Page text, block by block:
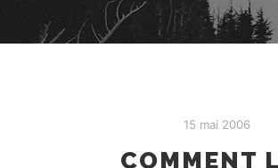
15 mai 2006
COMMENT